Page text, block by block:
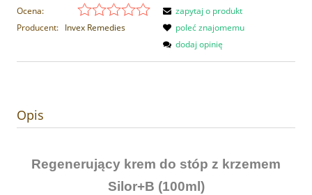
Ocena:
Producent: Invex Remedies
zapytaj o produkt
poleć znajomemu
dodaj opinię
Opis
Regenerujący krem do stóp z krzemem
Silor+B (100ml)